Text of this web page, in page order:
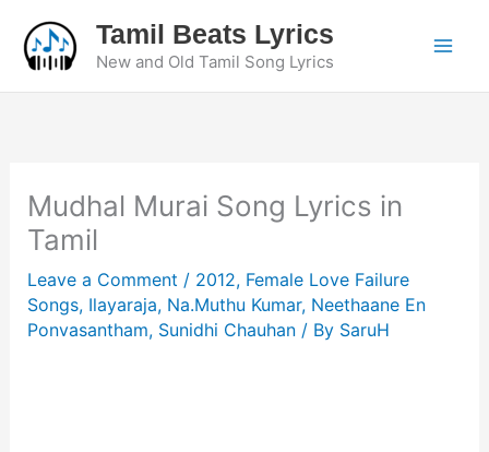
content
Tamil Beats Lyrics
New and Old Tamil Song Lyrics
Mudhal Murai Song Lyrics in
Tamil
Leave a Comment / 2012, Female Love Failure
Songs, Ilayaraja, Na.Muthu Kumar, Neethaane En
Ponvasantham, Sunidhi Chauhan/ By SaruH